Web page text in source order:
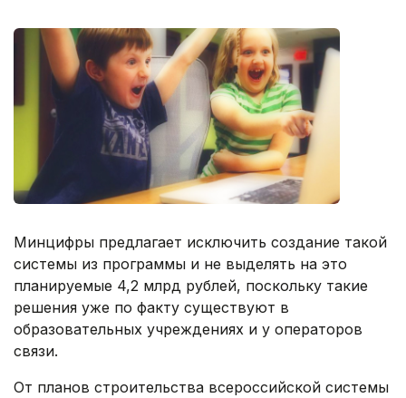
Минцифры предлагает исключить создание такой
системы из программы и не выделять на это
планируемые 4,2 млрд рублей, поскольку такие
решения уже по факту существуют в
образовательных учреждениях и у операторов
связи.
От планов строительства всероссийской системы